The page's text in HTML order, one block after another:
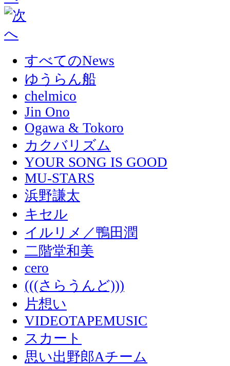
すべてのNews
ゆうらん船
chelmico
Jin Ono
Ogawa & Tokoro
カクバリズム
YOUR SONG IS GOOD
MU-STARS
浜野謙太
キセル
イルリメ／鴨田潤
二階堂和美
cero
(((さらうんど)))
片想い
VIDEOTAPEMUSIC
スカート
思い出野郎Aチーム